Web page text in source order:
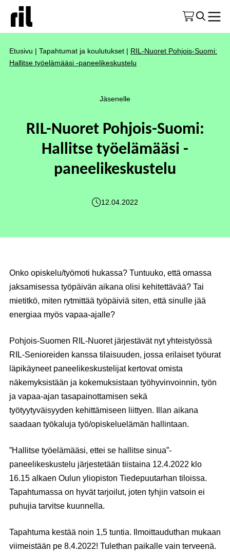
Etusivu | Tapahtumat ja koulutukset | RIL-Nuoret Pohjois-Suomi:
Hallitse työelämääsi -paneelikeskustelu
Jäsenelle
RIL-Nuoret Pohjois-Suomi:
Hallitse työelämääsi -
paneelikeskustelu
12.04.2022
Onko opiskelu/työmoti hukassa? Tuntuuko, että omassa
jaksamisessa työpäivän aikana olisi kehitettävää? Tai
mietitkö, miten rytmittää työpäiviä siten, että sinulle jää
energiaa myös vapaa-ajalle?
Pohjois-Suomen RIL-Nuoret järjestävät nyt yhteistyössä
RIL-Senioreiden kanssa tilaisuuden, jossa erilaiset työurat
läpikäyneet paneelikeskustelijat kertovat omista
näkemyksistään ja kokemuksistaan työhyvinvoinnin, työn
ja vapaa-ajan tasapainottamisen sekä
työtyytyväisyyden kehittämiseen liittyen. Illan aikana
saadaan työkaluja työ/opiskeluelämän hallintaan.
”Hallitse työelämääsi, ettei se hallitse sinua”-
paneelikeskustelu järjestetään tiistaina 12.4.2022 klo
16.15 alkaen Oulun yliopiston Tiedepuutarhan tiloissa.
Tapahtumassa on hyvät tarjoilut, joten tyhjin vatsoin ei
puhujia tarvitse kuunnella.
Tapahtuma kestää noin 1,5 tuntia. Ilmoittauduthan mukaan
viimeistään pe 8.4.2022! Tulethan paikalle vain terveenä.